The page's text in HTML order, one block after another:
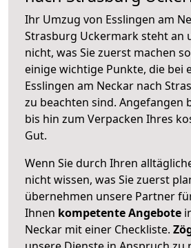
Ihr Umzug von Esslingen am
Strasburg Uckermark steht an
nicht, was Sie zuerst machen
einige wichtige Punkte, die bei
Esslingen am Neckar nach
zu beachten sind. Angefangen
bis hin zum Verpacken Ihres
Gut.
Wenn Sie durch Ihren
nicht wissen, was Sie zuerst
übernehmen unsere Partner
Ihnen kompetente Angebote
Neckar mit einer Checkliste.